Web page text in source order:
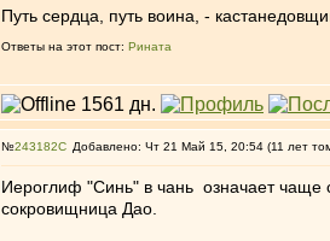
Путь сердца, путь воина, -
Ответы на этот пост: Рината
№243182 Добавлено: Чт 21 Май 15, 20:54 (11 лет
Иероглиф "Синь" в чань означает
сокровищница Дао.